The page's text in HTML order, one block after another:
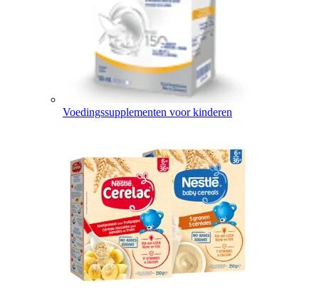
Voedingssupplementen voor kinderen